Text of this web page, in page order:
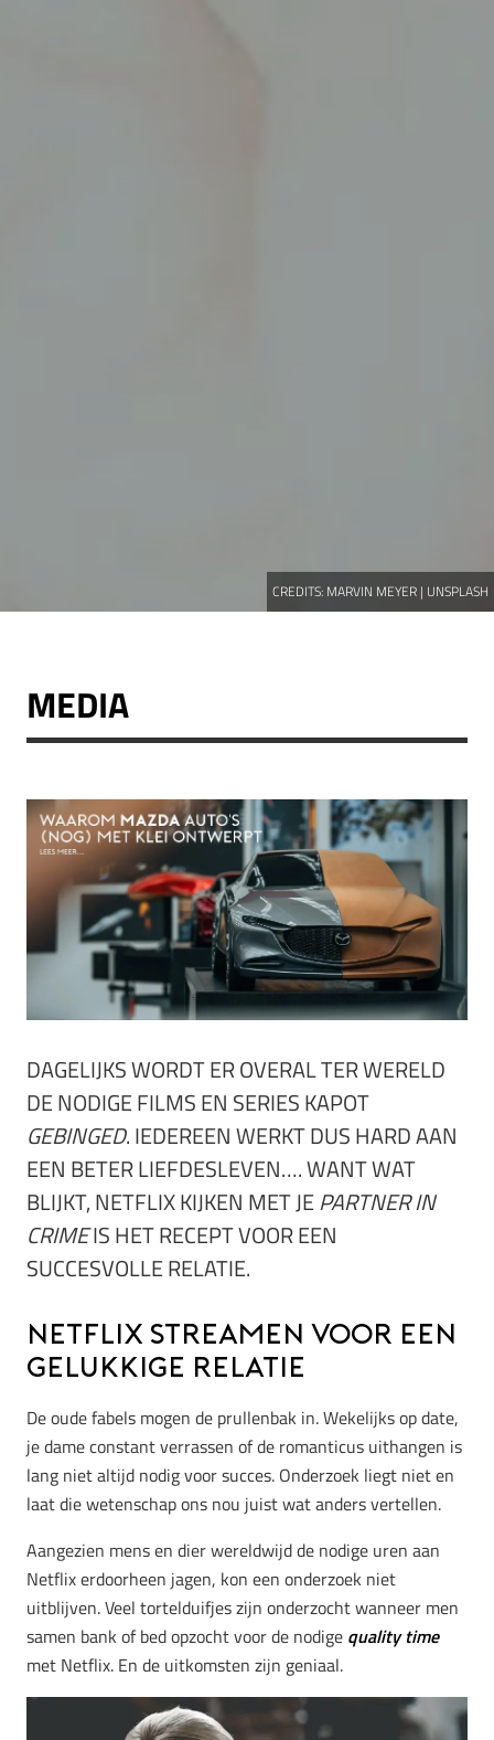
CREDITS: MARVIN MEYER | UNSPLASH
MEDIA
DAGELIJKS WORDT ER OVERAL TER WERELD
DE NODIGE FILMS EN SERIES KAPOT
GEBINGED. IEDEREEN WERKT DUS HARD AAN
EEN BETER LIEFDESLEVEN…. WANT WAT
BLIJKT, NETFLIX KIJKEN MET JEPARTNER IN
CRIMEIS HET RECEPT VOOR EEN
SUCCESVOLLE RELATIE.
Netflix streamen voor een
gelukkige relatie
De oude fabels mogen de prullenbak in. Wekelijks op date,
je dame constant verrassen of de romanticus uithangen is
lang niet altijd nodig voor succes. Onderzoek liegt niet en
laat die wetenschap ons nou juist wat anders vertellen.
Aangezien mens en dier wereldwijd de nodige uren aan
Netflix erdoorheen jagen, kon een onderzoek niet
uitblijven. Veel tortelduifjes zijn onderzocht wanneer men
samen bank of bed opzocht voor de nodige quality time
met Netflix. En de uitkomsten zijn geniaal.